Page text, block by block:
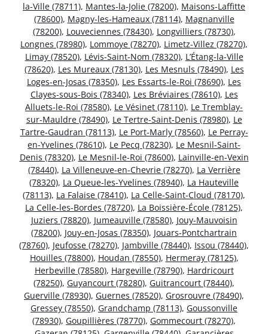
la-Ville (78711), Mantes-la-Jolie (78200), Maisons-Laffitte
(78600), Magny-les-Hameaux (78114), Magnanville
(78200), Louveciennes (78430), Longvilliers (78730),
Longnes (78980), Lommoye (78270), Limetz-Villez (78270),
Limay (78520), Lévis-Saint-Nom (78320), L’Étang-la-Ville
(78620), Les Mureaux (78130), Les Mesnuls (78490), Les
Loges-en-Josas (78350), Les Essarts-le-Roi (78690), Les
Clayes-sous-Bois (78340), Les Bréviaires (78610), Les
Alluets-le-Roi (78580), Le Vésinet (78110), Le Tremblay-
sur-Mauldre (78490), Le Tertre-Saint-Denis (78980), Le
Tartre-Gaudran (78113), Le Port-Marly (78560), Le Perray-
en-Yvelines (78610), Le Pecq (78230), Le Mesnil-Saint-
Denis (78320), Le Mesnil-le-Roi (78600), Lainville-en-Vexin
(78440), La Villeneuve-en-Chevrie (78270), La Verrière
(78320), La Queue-les-Yvelines (78940), La Hauteville
(78113), La Falaise (78410), La Celle-Saint-Cloud (78170),
La Celle-les-Bordes (78720), La Boissière-École (78125),
Juziers (78820), Jumeauville (78580), Jouy-Mauvoisin
(78200), Jouy-en-Josas (78350), Jouars-Pontchartrain
(78760), Jeufosse (78270), Jambville (78440), Issou (78440),
Houilles (78800), Houdan (78550), Hermeray (78125),
Herbeville (78580), Hargeville (78790), Hardricourt
(78250), Guyancourt (78280), Guitrancourt (78440),
Guerville (78930), Guernes (78520), Grosrouvre (78490),
Gressey (78550), Grandchamp (78113), Goussonville
(78930), Goupillières (78770), Gommecourt (78270),